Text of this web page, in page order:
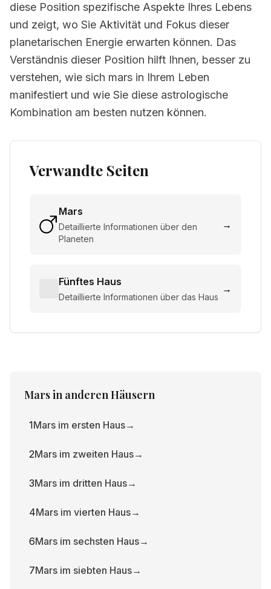
diese Position spezifische Aspekte Ihres Lebens
und zeigt, wo Sie Aktivität und Fokus dieser
planetarischen Energie erwarten können. Das
Verständnis dieser Position hilft Ihnen, besser zu
verstehen, wie sich mars in Ihrem Leben
manifestiert und wie Sie diese astrologische
Kombination am besten nutzen können.
Verwandte Seiten
Mars
Detaillierte Informationen über den
Planeten
→
Fünftes Haus
Detaillierte Informationen über das Haus
→
Marsin anderen Häusern
1Mars im ersten Haus→
2Mars im zweiten Haus→
3Mars im dritten Haus→
4Mars im vierten Haus→
6Mars im sechsten Haus→
7Mars im siebten Haus→